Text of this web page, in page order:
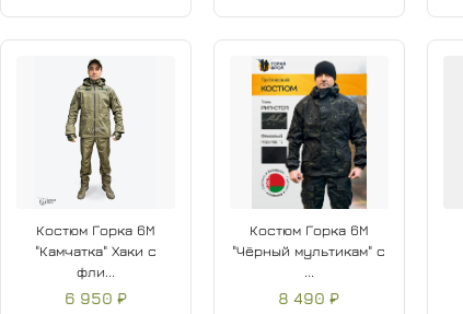
Костюм Горка 6М
"Камчатка" Хаки с
фли...
6 950 ₽
Костюм Горка 6М
"Чёрный мультикам" с
8 490 ₽